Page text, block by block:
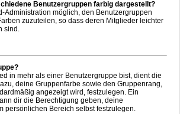
Benutzergruppen farbig dargestellt?
Administration möglich, den Benutzergruppen
zuzuteilen, so dass deren Mitglieder leichter
sind.
in mehr als einer Benutzergruppe bist, dient die
deine Gruppenfarbe sowie den Gruppenrang,
angezeigt wird, festzulegen. Ein
dir die Berechtigung geben, deine
persönlichen Bereich selbst festzulegen.